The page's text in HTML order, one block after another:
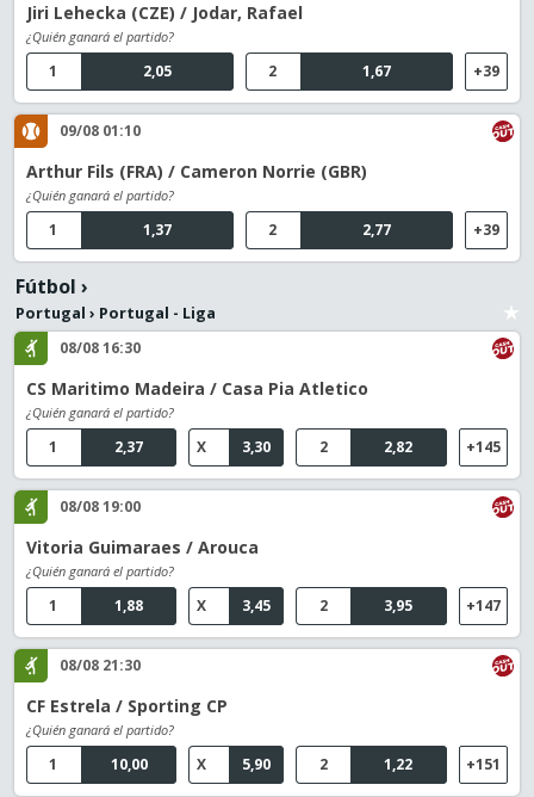
Jiri Lehecka (CZE) / Jodar, Rafael
¿Quién ganará el partido?
2,05
1 1,67
2 +39
09/08 01:10
Arthur Fils (FRA) / Cameron Norrie (GBR)
¿Quién ganará el partido?
1,37
1 2,77
2 +39
Fútbol ›
Portugal › Portugal - Liga
08/08 16:30
CS Maritimo Madeira / Casa Pia Atletico
¿Quién ganará el partido?
2,37
1 3,30
X 2,82
2 +145
08/08 19:00
Vitoria Guimaraes / Arouca
¿Quién ganará el partido?
1,88
1 3,45
X 3,95
2 +147
08/08 21:30
CF Estrela / Sporting CP
¿Quién ganará el partido?
10,00
1 5,90
X 1,22
2 +151